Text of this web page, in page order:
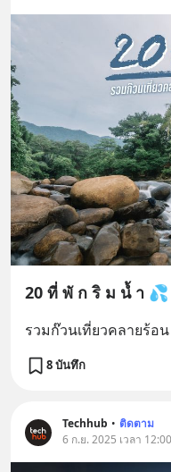
20 ที่ พั ก ริ ม นํ้ า 💦
รวมก๊วนเที่ยวคลายร้อ
8 บันทึก
Techhub • ติดตาม
6 ก.ย. 2025 เวลา